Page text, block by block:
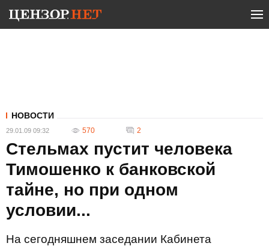
НОВОСТИ
29.01.09 09:32 570 2
Стельмах пустит человека
Тимошенко к банковской
тайне, но при одном
условии...
На сегодняшнем заседании Кабинета